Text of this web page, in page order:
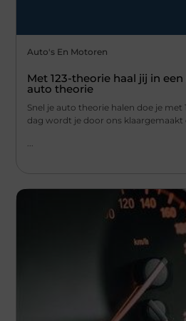
Auto's En Motoren
Met 123-theorie haal jij in
auto theorie
Snel je auto theorie halen doe je met
dag wordt je door ons
...